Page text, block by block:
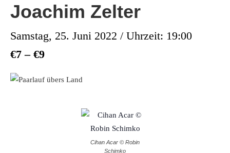
Joachim Zelter
Samstag, 25. Juni 2022 / Uhrzeit: 19:00
€7 – €9
Cihan Acar © Robin
Schimko